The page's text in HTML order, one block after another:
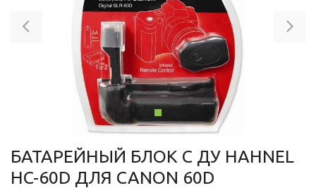
БАТАРЕЙНЫЙ БЛОК С ДУ HAHNEL
HC-60D ДЛЯ CANON 60D